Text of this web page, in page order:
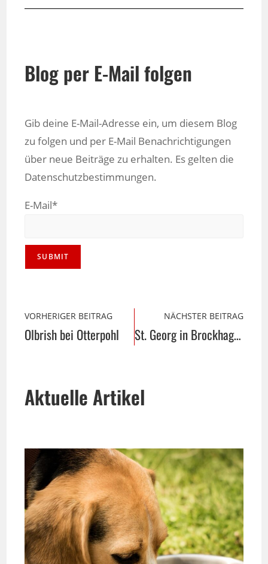
Blog per E-Mail folgen
Gib deine E-Mail-Adresse ein, um diesem Blog
zu folgen und per E-Mail Benachrichtigungen
über neue Beiträge zu erhalten. Es gelten die
Datenschutzbestimmungen.
E-Mail*
VORHERIGER BEITRAG
Olbrish bei Otterpohl
NÄCHSTER BEITRAG
St. Georg in Brockhagen
Aktuelle Artikel